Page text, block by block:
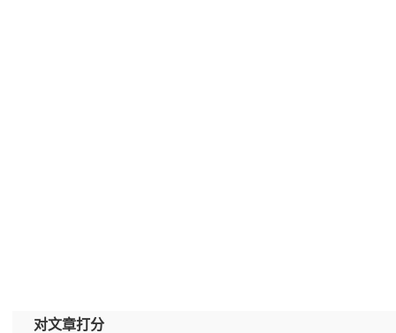
对文章打分